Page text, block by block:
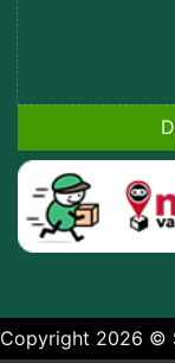
Copyright 2026 ©